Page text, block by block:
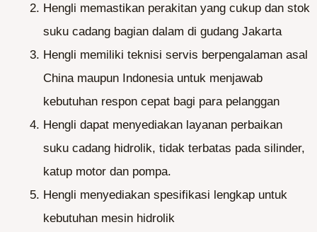
Hengli memastikan perakitan yang cukup dan stok
suku cadang bagian dalam di gudang Jakarta
Hengli memiliki teknisi servis berpengalaman asal
China maupun Indonesia untuk menjawab
kebutuhan respon cepat bagi para pelanggan
Hengli dapat menyediakan layanan perbaikan
suku cadang hidrolik, tidak terbatas pada silinder,
katup motor dan pompa.
Hengli menyediakan spesifikasi lengkap untuk
kebutuhan mesin hidrolik